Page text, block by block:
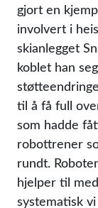
gjort en
involvert i
skianlegget
koblet han
til å få full
som hadde
robottrener
rundt.
hjelper til
systematisk